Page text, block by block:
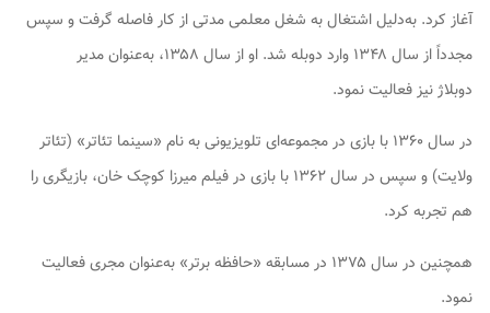
آغاز کرد. به‌دلیل اشتغال به شغل معلمی مدتی از کار فاصله گرفت و سپس
مجدداً از سال ۱۳۴۸ وارد دوبله شد. او از سال ۱۳۵۸، به‌عنوان مدیر
دوبلاژ نیز فعالیت نمود.
در سال ۱۳۶۰ با بازی در مجموعه‌ای تلویزیونی به نام «سینما تئاتر» (تئاتر
ولایت) و سپس در سال ۱۳۶۲ با بازی در فیلم میرزا کوچک خان، بازیگری را
هم تجربه کرد.
همچنین در سال ۱۳۷۵ در مسابقه «حافظه برتر» به‌عنوان مجری فعالیت
نمود.